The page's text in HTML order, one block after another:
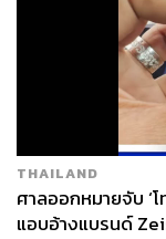
THAILAND
ศาลออกหมายจับ ‘
แอบอ้างแบรนด์